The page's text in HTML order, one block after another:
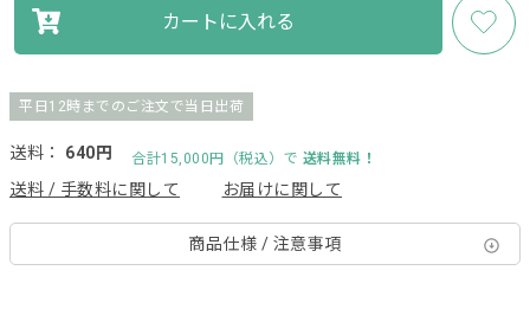
カートに入れる
平日12時までのご注文で当日出荷
送料： 640円 合計15,000円（税込）で 送料無料！
送料 / 手数料に関して お届けに関して
商品仕様 / 注意事項